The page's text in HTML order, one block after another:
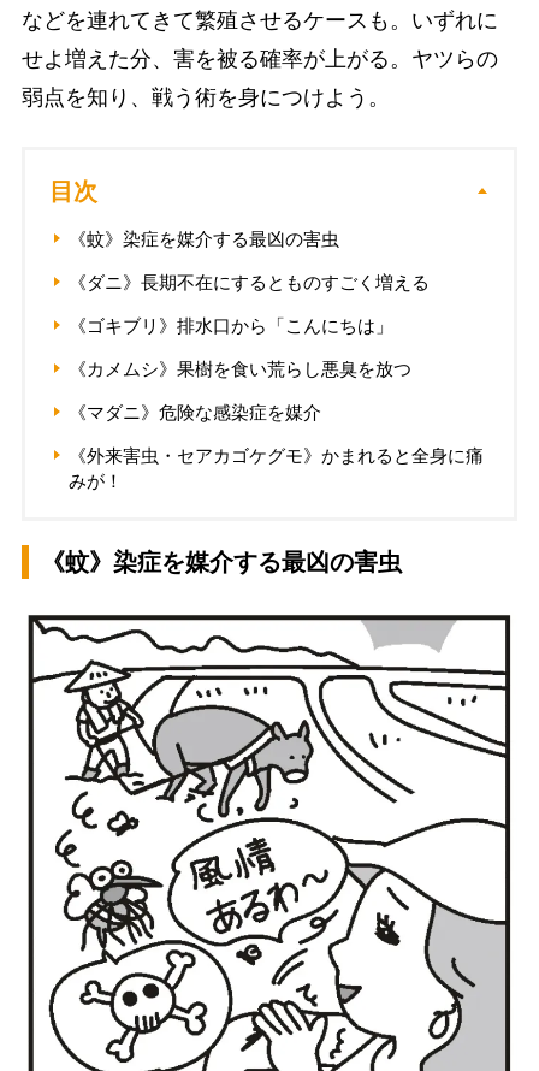
などを連れてきて繁殖させるケースも。いずれに
せよ増えた分、害を被る確率が上がる。ヤツらの
弱点を知り、戦う術を身につけよう。
目次
《蚊》染症を媒介する最凶の害虫
《ダニ》長期不在にするとものすごく増える
《ゴキブリ》排水口から「こんにちは」
《カメムシ》果樹を食い荒らし悪臭を放つ
《マダニ》危険な感染症を媒介
《外来害虫・セアカゴケグモ》かまれると全身に痛
みが！
《蚊》染症を媒介する最凶の害虫